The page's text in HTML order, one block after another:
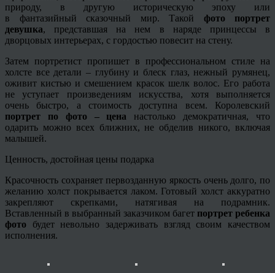
природу, в другую историческую эпоху или
в фантазийный сказочный мир. Такой фото портрет
девушка, представшая на нем в наряде принцессы в
дворцовых интерьерах, с гордостью повесит на стену.
Затем портретист пропишет в профессиональном стиле на
холсте все детали – глубину и блеск глаз, нежный румянец,
оживит кистью и смешением красок шелк волос. Его работа
не уступает произведениям искусства, хотя выполняется
очень быстро, а стоимость доступна всем. Королевский
портрет по фото – цена настолько демократичная, что
одарить можно всех ближних, не обделив никого, включая
малышей.
Ценность, достойная цены подарка
Красочность сохраняет первозданную яркость очень долго, по
желанию холст покрывается лаком. Готовый холст аккуратно
закрепляют скрепками, натягивая на подрамник.
Вставленный в выбранный заказчиком багет портрет ребенка
фото будет невольно задерживать взгляд своим качеством
исполнения.